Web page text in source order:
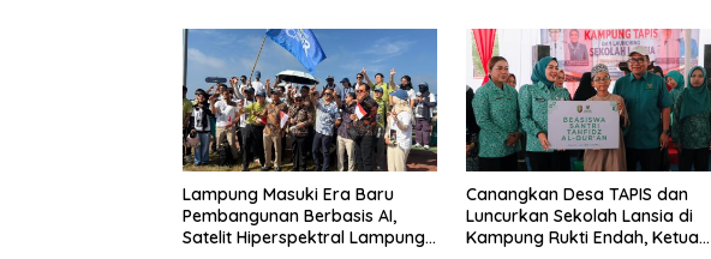
Lampung Masuki Era Baru
Pembangunan Berbasis AI,
Satelit Hiperspektral Lampung-
Canangkan Desa TAPIS dan
Luncurkan Sekolah Lansia di
Kampung Rukti Endah, Ketua